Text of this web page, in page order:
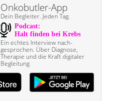
Onkobutler-App
Dein Begleiter. Jeden Tag.
Ein echtes Interview nach­
gesprochen. Über Diagnose,
Therapie und die Kraft digitaler
Begleitung